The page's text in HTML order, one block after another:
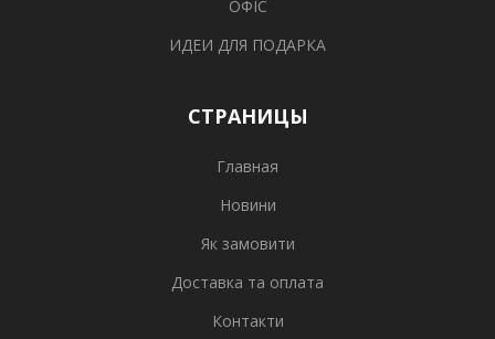
ОФІС
ИДЕИ ДЛЯ ПОДАРКА
СТРАНИЦЫ
Главная
Новини
Як замовити
Доставка та оплата
Контакти